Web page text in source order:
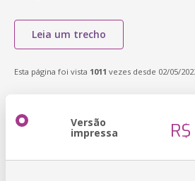
Leia um trecho
Esta página foi vista 1011 vezes desde 02/05/
Versão
impressa